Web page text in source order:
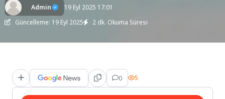
Admin
19 Eyl 2025 17:01
Güncelleme: 19 Eyl 2025
2 dk. Okuma Süresi
0 5